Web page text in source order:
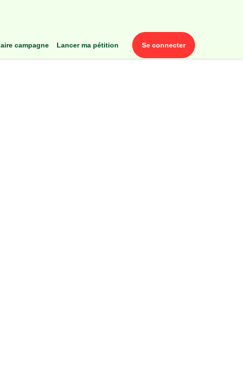
faire campagne lancer ma pétition se connecter